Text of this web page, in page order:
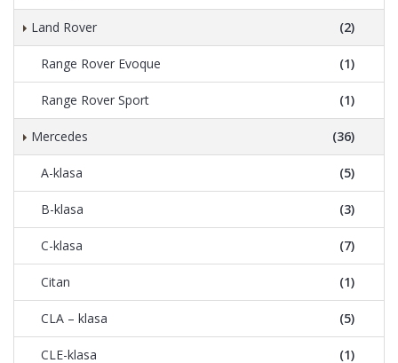
Land Rover (2)
Range Rover Evoque (1)
Range Rover Sport (1)
Mercedes (36)
A-klasa (5)
B-klasa (3)
C-klasa (7)
Citan (1)
CLA – klasa (5)
CLE-klasa (1)